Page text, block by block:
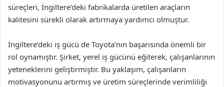
süreçleri, İngiltere’deki fabrikalarda üretilen araçların
kalitesini sürekli olarak artırmaya yardımcı olmuştur.
İngiltere’deki iş gücü de Toyota’nın başarısında önemli bir
rol oynamıştır. Şirket, yerel iş gücünü eğiterek, çalışanlarının
yeteneklerini geliştirmiştir. Bu yaklaşım, çalışanların
motivasyonunu artırmış ve üretim süreçlerinde verimliliği